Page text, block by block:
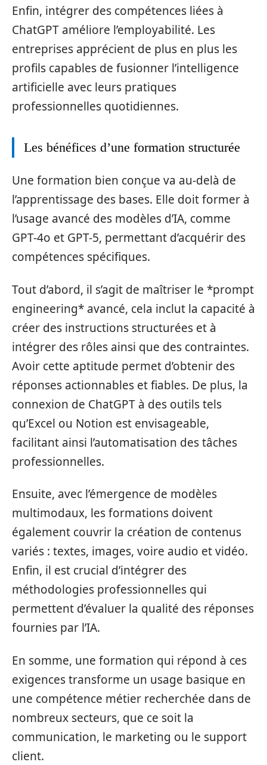
Enfin, intégrer des compétences liées à
ChatGPT améliore l’employabilité. Les
entreprises apprécient de plus en plus les
profils capables de fusionner l’intelligence
artificielle avec leurs pratiques
professionnelles quotidiennes.
Les bénéfices d’une formation structurée
Une formation bien conçue va au-delà de
l’apprentissage des bases. Elle doit former à
l’usage avancé des modèles d’IA, comme
GPT-4o et GPT-5, permettant d’acquérir des
compétences spécifiques.
Tout d’abord, il s’agit de maîtriser le *prompt
engineering* avancé, cela inclut la capacité à
créer des instructions structurées et à
intégrer des rôles ainsi que des contraintes.
Avoir cette aptitude permet d’obtenir des
réponses actionnables et fiables. De plus, la
connexion de ChatGPT à des outils tels
qu’Excel ou Notion est envisageable,
facilitant ainsi l’automatisation des tâches
professionnelles.
Ensuite, avec l’émergence de modèles
multimodaux, les formations doivent
également couvrir la création de contenus
variés : textes, images, voire audio et vidéo.
Enfin, il est crucial d’intégrer des
méthodologies professionnelles qui
permettent d’évaluer la qualité des réponses
fournies par l’IA.
En somme, une formation qui répond à ces
exigences transforme un usage basique en
une compétence métier recherchée dans de
nombreux secteurs, que ce soit la
communication, le marketing ou le support
client.